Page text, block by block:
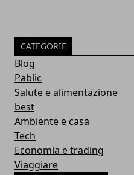
CATEGORIE
Blog
Pablic
Salute e alimentazione
best
Ambiente e casa
Tech
Economia e trading
Viaggiare